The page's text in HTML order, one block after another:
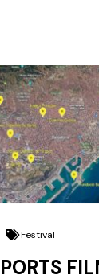
Festival